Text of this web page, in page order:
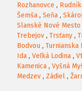
Rozhanovce , Rudník
Šemša , Seňa ,
Slanské Nové Mesto
Trebejov , Trsťany ,
Bodvou , Turnianska
Ida , Veľká Lodina ,
Kamenica , Vyšná
Medzev , Zádiel ,